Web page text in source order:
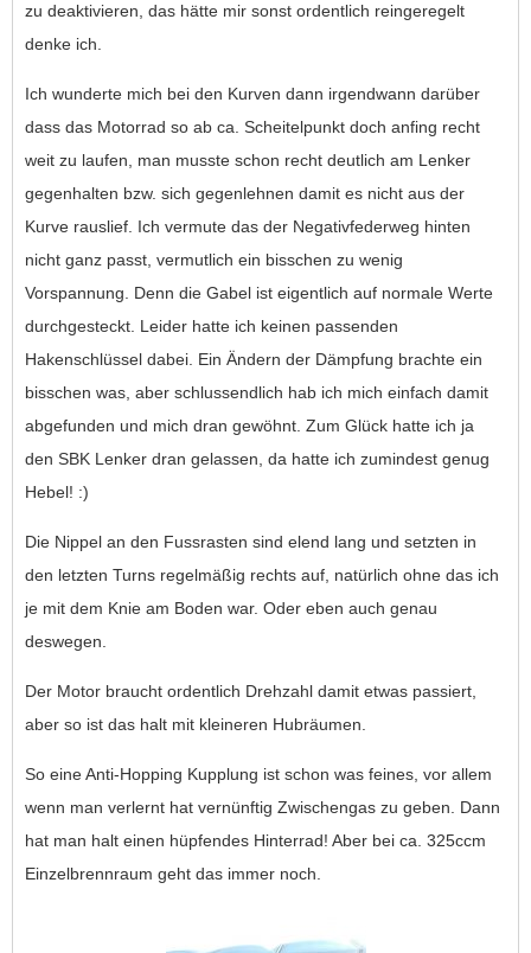
zu deaktivieren, das hätte mir sonst ordentlich reingeregelt
denke ich.
Ich wunderte mich bei den Kurven dann irgendwann darüber
dass das Motorrad so ab ca. Scheitelpunkt doch anfing recht
weit zu laufen, man musste schon recht deutlich am Lenker
gegenhalten bzw. sich gegenlehnen damit es nicht aus der
Kurve rauslief. Ich vermute das der Negativfederweg hinten
nicht ganz passt, vermutlich ein bisschen zu wenig
Vorspannung. Denn die Gabel ist eigentlich auf normale Werte
durchgesteckt. Leider hatte ich keinen passenden
Hakenschlüssel dabei. Ein Ändern der Dämpfung brachte ein
bisschen was, aber schlussendlich hab ich mich einfach damit
abgefunden und mich dran gewöhnt. Zum Glück hatte ich ja
den SBK Lenker dran gelassen, da hatte ich zumindest genug
Hebel! :)
Die Nippel an den Fussrasten sind elend lang und setzten in
den letzten Turns regelmäßig rechts auf, natürlich ohne das ich
je mit dem Knie am Boden war. Oder eben auch genau
deswegen.
Der Motor braucht ordentlich Drehzahl damit etwas passiert,
aber so ist das halt mit kleineren Hubräumen.
So eine Anti-Hopping Kupplung ist schon was feines, vor allem
wenn man verlernt hat vernünftig Zwischengas zu geben. Dann
hat man halt einen hüpfendes Hinterrad! Aber bei ca. 325ccm
Einzelbrennraum geht das immer noch.